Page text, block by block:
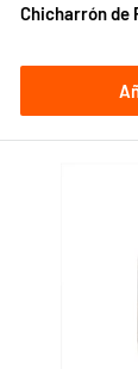
venta
Chicharrón de